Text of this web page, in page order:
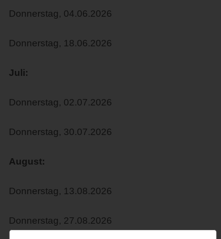
Donnerstag, 04.06.2026
Donnerstag, 18.06.2026
Juli:
Donnerstag, 02.07.2026
Donnerstag, 30.07.2026
August:
Donnerstag, 13.08.2026
Donnerstag, 27.08.2026